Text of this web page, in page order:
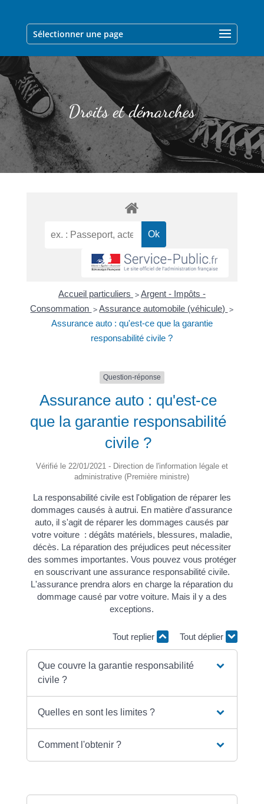
Sélectionner une page
Droits et démarches
Accueil particuliers > Argent - Impôts -
Consommation > Assurance automobile (véhicule) >
Assurance auto : qu'est-ce que la garantie
responsabilité civile ?
Question-réponse
Assurance auto : qu'est-ce
que la garantie responsabilité
civile ?
Vérifié le 22/01/2021 - Direction de l'information légale et
administrative (Première ministre)
La responsabilité civile est l'obligation de réparer les
dommages causés à autrui. En matière d'assurance
auto, il s'agit de réparer les dommages causés par
votre voiture : dégâts matériels, blessures, maladie,
décès. La réparation des préjudices peut nécessiter
des sommes importantes. Vous pouvez vous protéger
en souscrivant une assurance responsabilité civile.
L'assurance prendra alors en charge la réparation du
dommage causé par votre voiture. Mais il y a des
exceptions.
Tout replier Tout déplier
Que couvre la garantie responsabilité
civile ?
Quelles en sont les limites ?
Comment l'obtenir ?